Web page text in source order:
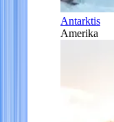
Antarktis
Amerika